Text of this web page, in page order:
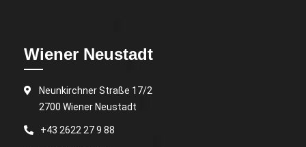
Wiener Neustadt
Neunkirchner Straße 17/2
2700 Wiener Neustadt
+43 2622 27 9 88